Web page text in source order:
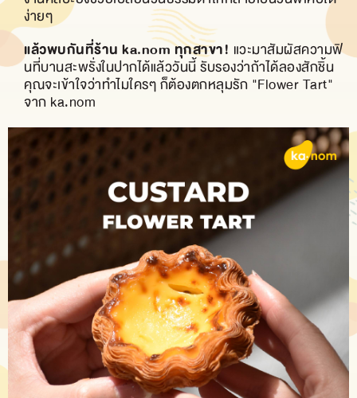
ง่ายๆ
แล้วพบกันที่ร้าน ka.nom ทุกสาขา! แวะมาสัมผัสความฟิ
นที่บานสะพรั่งในปากได้แล้ววันนี้ รับรองว่าถ้าได้ลองสักชิ้น
คุณจะเข้าใจว่าทำไมใครๆ ก็ต้องตกหลุมรัก "Flower Tart"
จาก ka.nom